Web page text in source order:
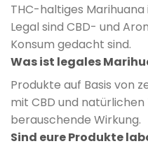
THC-haltiges
Legal sind CBD- und
Konsum gedacht sind.
Was ist legales
Produkte auf Basis von
mit CBD und
berauschende Wirkung.
Sind eure Produkte